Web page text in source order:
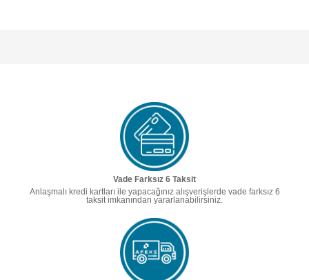
Vade Farksız 6 Taksit
Anlaşmalı kredi kartları ile yapacağınız alışverişlerde vade farksız 6
taksit imkanından yararlanabilirsiniz.